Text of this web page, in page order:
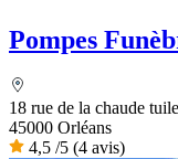
Pompes
18 rue de la chaude tuile
45000 Orléans
4,5 /5 (4 avis)